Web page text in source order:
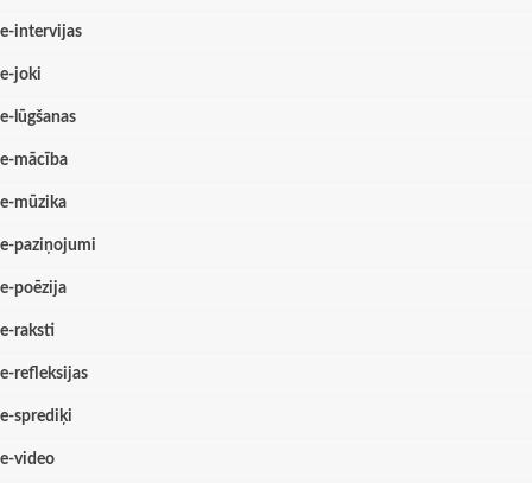
e-intervijas
e-joki
e-lūgšanas
e-mācība
e-mūzika
e-paziņojumi
e-poēzija
e-raksti
e-refleksijas
e-sprediķi
e-video